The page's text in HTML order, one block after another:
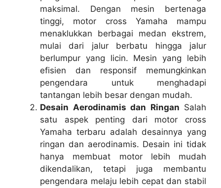
maksimal. Dengan mesin bertenaga
tinggi, motor cross Yamaha mampu
menaklukkan berbagai medan ekstrem,
mulai dari jalur berbatu hingga jalur
berlumpur yang licin. Mesin yang lebih
efisien dan responsif memungkinkan
pengendara untuk menghadapi
tantangan lebih besar dengan mudah.
Desain Aerodinamis dan Ringan Salah
satu aspek penting dari motor cross
Yamaha terbaru adalah desainnya yang
ringan dan aerodinamis. Desain ini tidak
hanya membuat motor lebih mudah
dikendalikan, tetapi juga membantu
pengendara melaju lebih cepat dan stabil